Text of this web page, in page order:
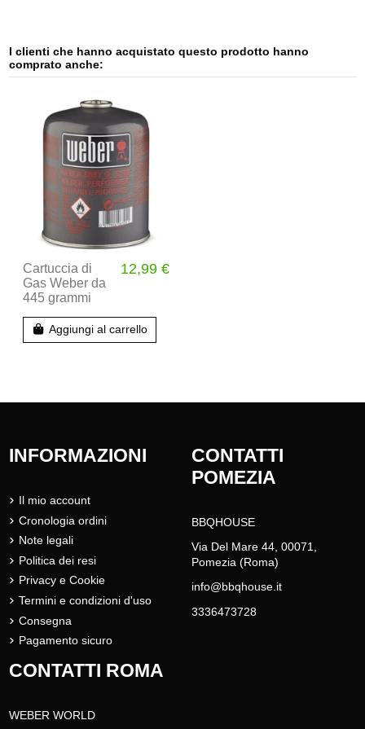
I clienti che hanno acquistato questo prodotto hanno
comprato anche:
Cartuccia di
Gas Weber da
445 grammi
12,99 €
Aggiungi al carrello
INFORMAZIONI
Il mio account
Cronologia ordini
Note legali
Politica dei resi
Privacy e Cookie
Termini e condizioni d'uso
Consegna
Pagamento sicuro
CONTATTI
POMEZIA
BBQHOUSE
Via Del Mare 44, 00071,
Pomezia (Roma)
info@bbqhouse.it
3336473728
CONTATTI ROMA
WEBER WORLD